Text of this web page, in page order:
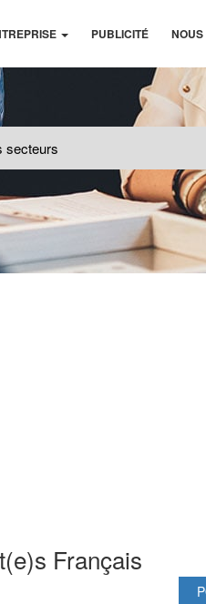
PUBLICITÉ NOUS
Français